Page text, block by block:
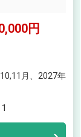
円
月、2027年